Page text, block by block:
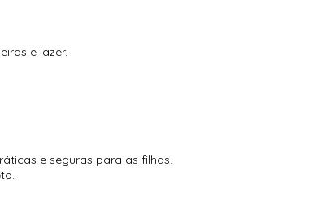
e lazer.
e seguras para as filhas.